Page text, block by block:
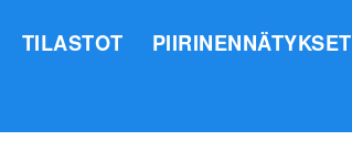
TILASTOT PIIRINENNÄTYKSET